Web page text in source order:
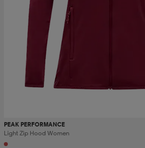
PEAK PERFORMANCE
Light Zip Hood Women